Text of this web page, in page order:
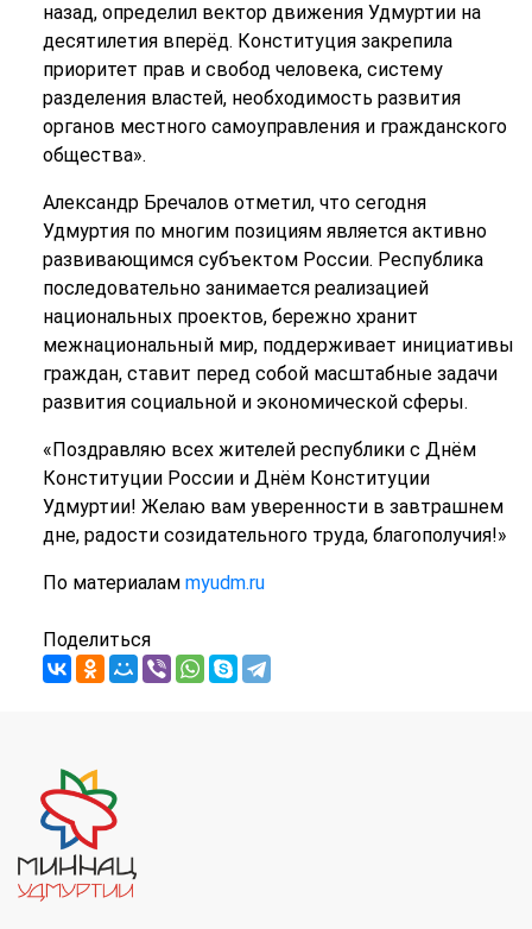
назад, определил вектор движения Удмуртии на
десятилетия вперёд. Конституция закрепила
приоритет прав и свобод человека, систему
разделения властей, необходимость развития
органов местного самоуправления и гражданского
общества».
Александр Бречалов отметил, что сегодня
Удмуртия по многим позициям является активно
развивающимся субъектом России. Республика
последовательно занимается реализацией
национальных проектов, бережно хранит
межнациональный мир, поддерживает инициативы
граждан, ставит перед собой масштабные задачи
развития социальной и экономической сферы.
«Поздравляю всех жителей республики с Днём
Конституции России и Днём Конституции
Удмуртии! Желаю вам уверенности в завтрашнем
дне, радости созидательного труда, благополучия!»
По материалам myudm.ru
Поделиться